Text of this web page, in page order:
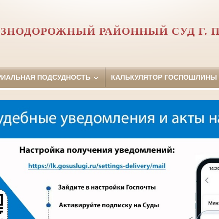
РАЙОННЫЙ СУД Г.
ПОДСУДНОСТЬ КАЛЬКУЛЯТОР ГОСПОШЛИНЫ